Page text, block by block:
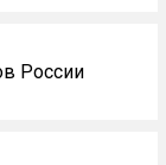
России